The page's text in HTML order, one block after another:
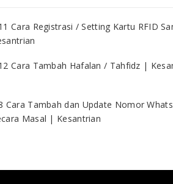
Cara Registrasi / Setting Kartu RFID
Cara Tambah Hafalan / Tahfidz |
Cara Tambah dan Update Nomor
Masal | Kesantrian